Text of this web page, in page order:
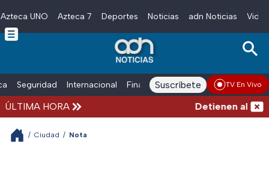
Skip to main content
Azteca UNO Azteca 7 Deportes Noticias adn Noticias
Seguridad Internacional Finanzas adn Noticias Radio
Suscríbete TV En Vivo
ÚLTIMA HORA Detienen al
/ Ciudad / Nota